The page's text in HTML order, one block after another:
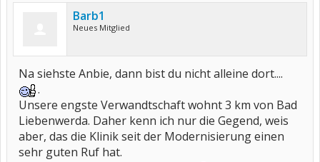
Barb1
Neues Mitglied
Na siehste Anbie, dann bist du nicht alleine dort....
.
Unsere engste Verwandtschaft wohnt 3 km von Bad
Liebenwerda. Daher kenn ich nur die Gegend, weis
aber, das die Klinik seit der Modernisierung einen
sehr guten Ruf hat.